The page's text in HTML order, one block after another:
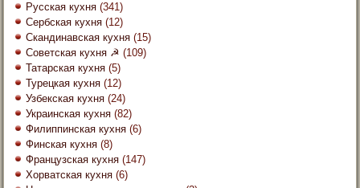
Русская кухня (341)
Сербская кухня (12)
Скандинавская кухня (15)
Советская кухня ☭ (109)
Татарская кухня (5)
Турецкая кухня (12)
Узбекская кухня (24)
Украинская кухня (82)
Филиппинская кухня (6)
Финская кухня (8)
Французская кухня (147)
Хорватская кухня (6)